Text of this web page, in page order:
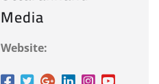
Media
Website: